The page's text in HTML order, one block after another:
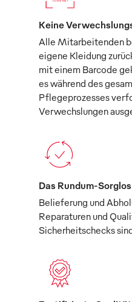
Keine
Alle Mitarbeitenden
eigene Kleidung
mit einem Barcode
es während des
Pflegeprozesses
Verwechslungen
Das Rundum-
Belieferung und
Reparaturen und
Sicherheitschecks